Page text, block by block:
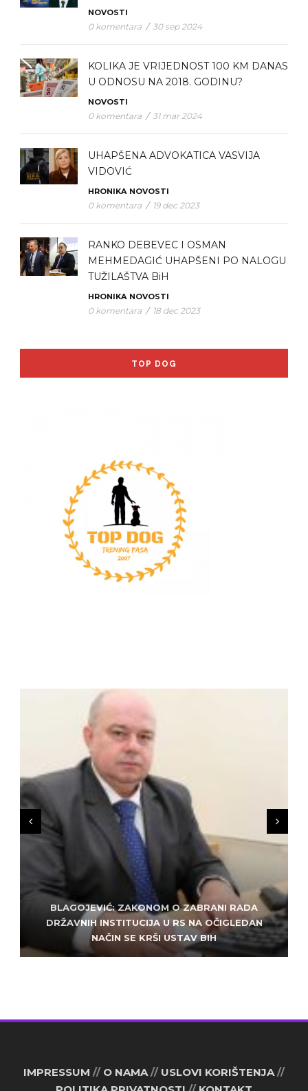
NOVOSTI
0 komentara / 30 sep 2024
KOLIKA JE VRIJEDNOST 100 KM DANAS
U ODNOSU NA 2018. GODINU?
NOVOSTI
0 komentara / 31 mar 2024
UHAPŠENA ADVOKATICA VASVIJA
VIDOVIĆ
HRONIKA NOVOSTI
0 komentara / 19 dec 2023
RANKO DEBEVEC I OSMAN
MEHMEDAGIĆ UHAPŠENI PO NALOGU
TUŽILAŠTVA BiH
HRONIKA NOVOSTI
0 komentara / 18 dec 2023
TOP DOG
BLAGOJEVIĆ: ZAKONOM O ZABRANI RADA
DRŽAVNIH INSTITUCIJA U RS NA OČIGLEDAN
NAČIN SE KRŠI USTAV BIH
ZLATKO MILETIĆ: DODIK NEMA KUD OD
KRIMINALA, LJUDE IZ REPUBLIEK SRPSKE VUČE U
HAOS
SARAJEVO: ALEM MUDŽELET – ČOVJEK OD
POVJERENJA
IMPRESSUM // O NAMA// USLOVI KORIŠTENJA//